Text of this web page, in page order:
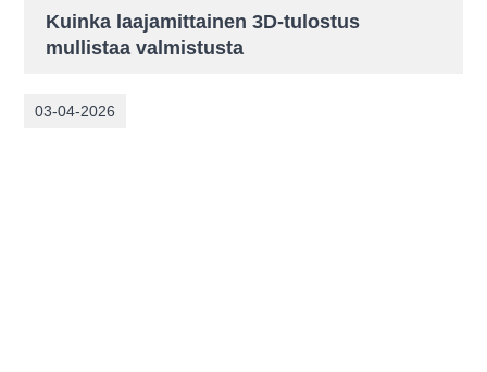
Kuinka laajamittainen 3D-tulostus
mullistaa valmistusta
03-04-2026